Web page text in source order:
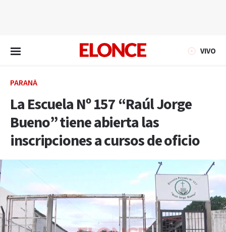
VIVO
PARANÁ
La Escuela Nº 157 “Raúl Jorge
Bueno” tiene abierta las
inscripciones a cursos de oficio